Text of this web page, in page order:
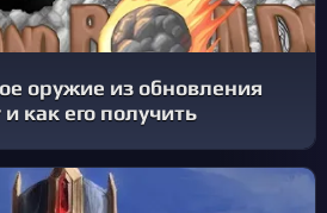
оружие из обновления
как его получить